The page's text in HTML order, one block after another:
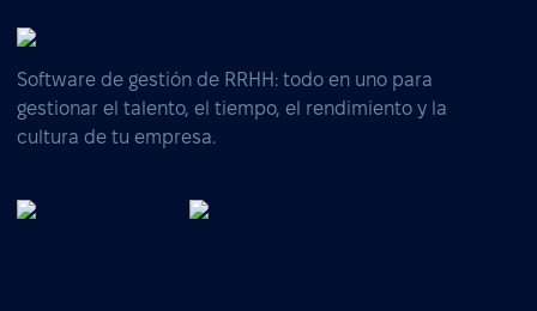
Software de gestión de RRHH: todo en uno para
gestionar el talento, el tiempo, el rendimiento y la
cultura de tu empresa.